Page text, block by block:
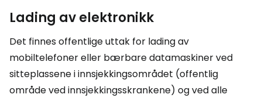
Lading av elektronikk
Det finnes offentlige uttak for lading av
mobiltelefoner eller bærbare datamaskiner ved
sitteplassene i innsjekkingsområdet (offentlig
område ved innsjekkingsskrankene) og ved alle